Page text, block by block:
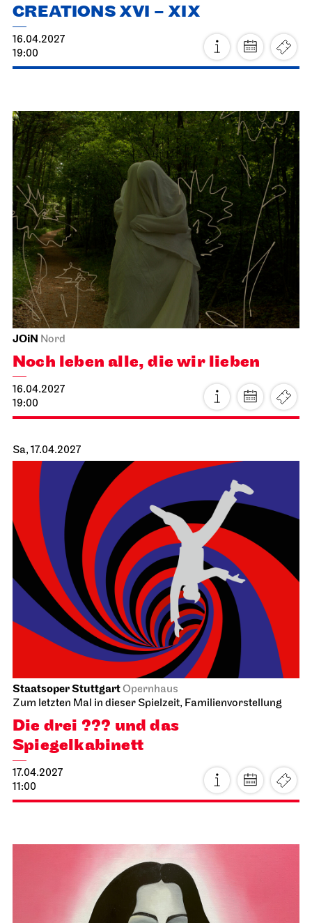
Staatsoper Stuttgart Opernhaus
La traviata
02.04.2027
19:00
Schauspiel Stuttgart Schauspielhaus
Tanzende Idioten
02.04.2027
19:30
Sa, 03.04.2027
Staatsoper Stuttgart
Opernhaus
Zum letzten Mal in dieser Spielzeit
Die Meistersinger von Nürnberg